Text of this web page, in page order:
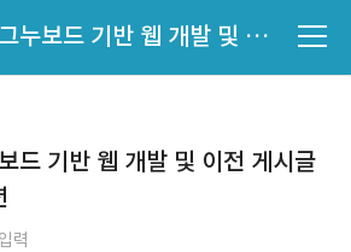
제로보드와 그누보드 기반 웹 개발 및 이전 게시글DB 마이그레이션
드 기반 웹 개발 및 이전 게시글
력